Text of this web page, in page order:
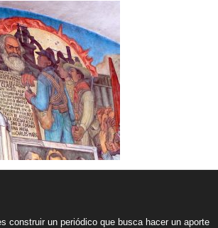
construir un periódico que busca hacer un aporte